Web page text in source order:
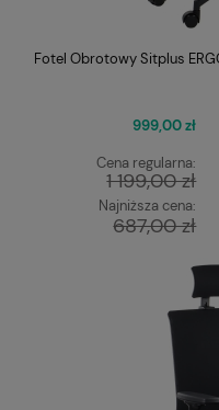
Fotel Obrotowy Sitplus
999,00 zł
Cena regularna:
1 199,00 zł
Najniższa cena:
687,00 zł